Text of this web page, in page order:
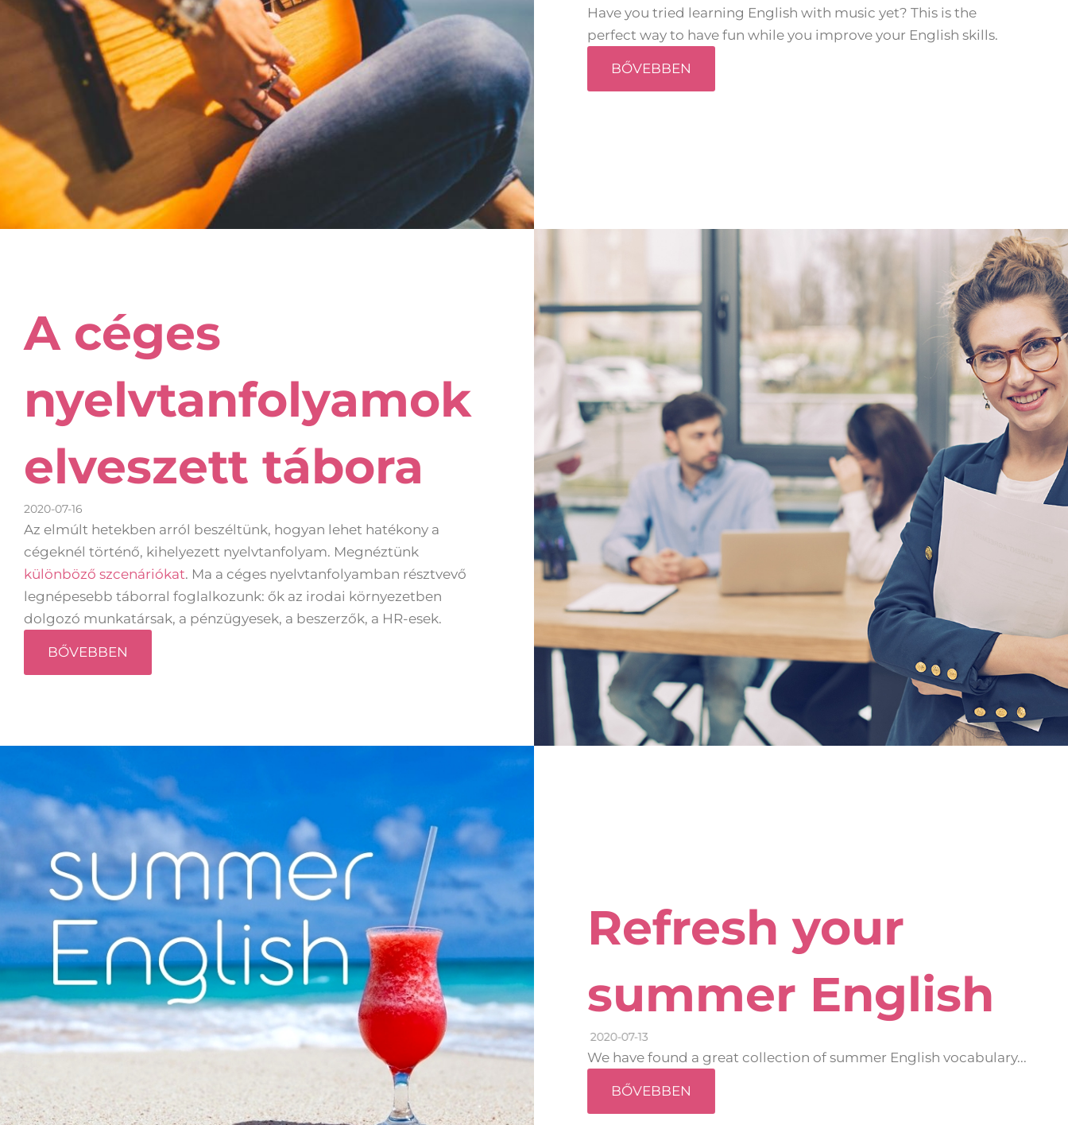
Have you tried learning English with music yet? This is the
perfect way to have fun while you improve your English skills.
BŐVEBBEN
A céges
nyelvtanfolyamok
elveszett tábora
2020-07-16
Az elmúlt hetekben arról beszéltünk, hogyan lehet hatékony a
cégeknél történő, kihelyezett nyelvtanfolyam. Megnéztünk
különböző szcenáriókat. Ma a céges nyelvtanfolyamban résztvevő
legnépesebb táborral foglalkozunk: ők az irodai környezetben
dolgozó munkatársak, a pénzügyesek, a beszerzők, a HR-esek.
BŐVEBBEN
Refresh your
summer English
2020-07-13
We have found a great collection of summer English vocabulary...
BŐVEBBEN